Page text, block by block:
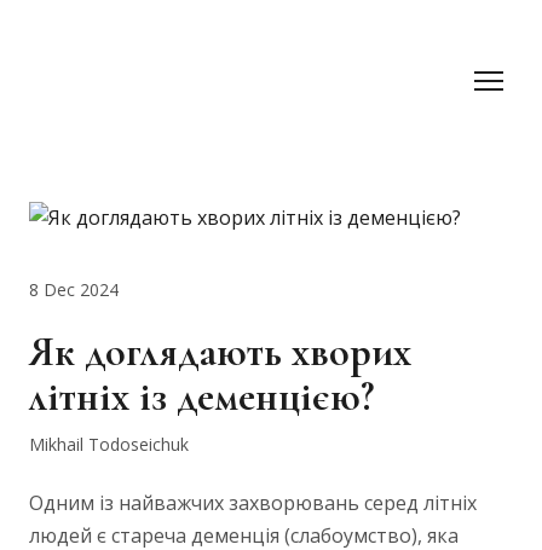
8 Dec 2024
Як доглядають хворих
літніх із деменцією?
Mikhail Todoseichuk
Одним із найважчих захворювань серед літніх
людей є стареча деменція (слабоумство), яка